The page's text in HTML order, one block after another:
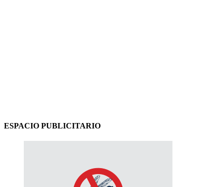
ESPACIO PUBLICITARIO